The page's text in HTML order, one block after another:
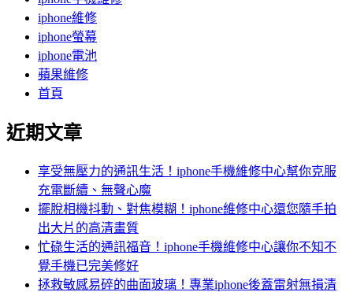
iphone維修
iphone螢幕
iphone電池
蘋果維修
首頁
近期文章
享受無壓力的通訊生活！iphone手機維修中心幫你克服
充電斷續、無聲心魔
擺脫相機抖動、對焦模糊！iphone維修中心還您隨手拍
出大片的高清畫質
忙碌生活的通訊福音！iphone手機維修中心讓你不知不
覺手機已完美修好
拯救敏感易碎的曲面玻璃！專業iphone後蓋雷射無損清